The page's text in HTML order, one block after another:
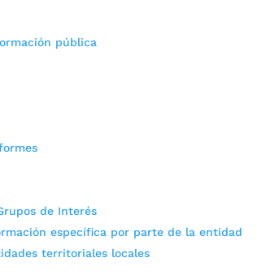
pública
de Interés
específica por parte de la entidad
territoriales locales